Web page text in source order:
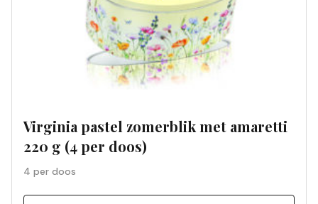
Virginia pastel zomerblik met amaretti
220 g (4 per doos)
4 per doos